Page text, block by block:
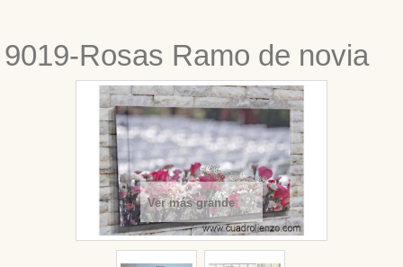
9019-Rosas Ramo de novia
Ver más grande